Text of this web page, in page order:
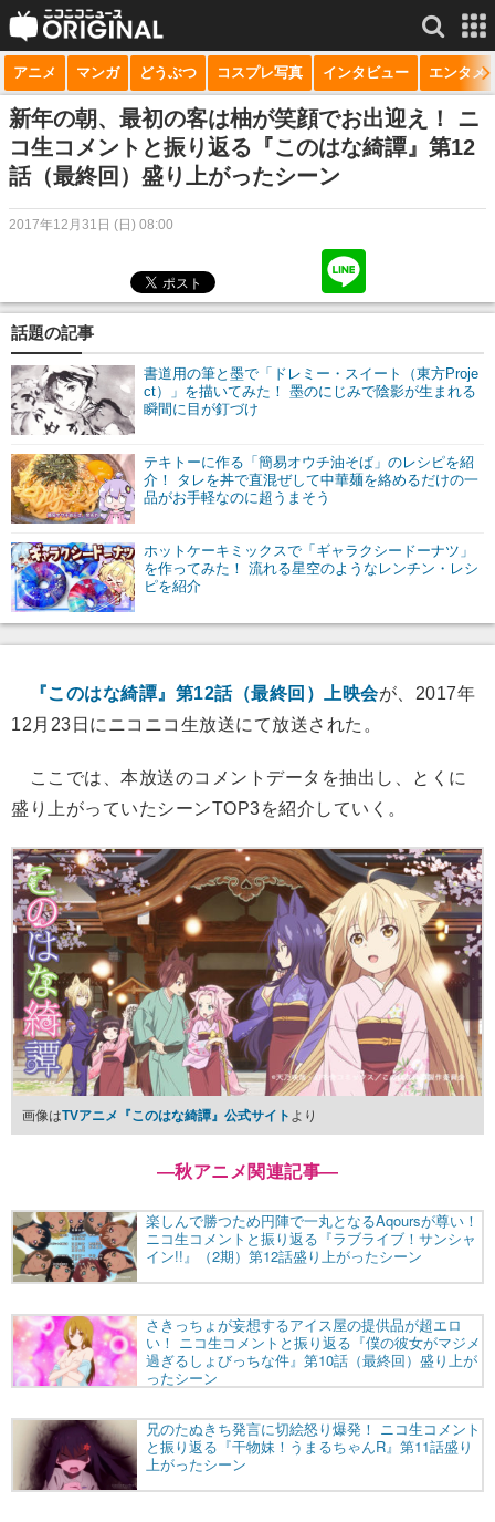
サービス一覧 もっと見る
niconico
動画
生放送
マンガ
ニコニコQ
アニメ マンガ どうぶつ コスプレ写真 インタビュー エンタメ
新年の朝、最初の客は柚が笑顔でお出迎え！ ニ
コ生コメントと振り返る『このはな綺譚』第12
話（最終回）盛り上がったシーン
2017年12月31日 (日) 08:00
話題の記事
書道用の筆と墨で「ドレミー・スイート（東方Proje
ct）」を描いてみた！ 墨のにじみで陰影が生まれる
瞬間に目が釘づけ
テキトーに作る「簡易オウチ油そば」のレシピを紹
介！ タレを丼で直混ぜして中華麺を絡めるだけの一
品がお手軽なのに超うまそう
ホットケーキミックスで「ギャラクシードーナツ」
を作ってみた！ 流れる星空のようなレンチン・レシ
ピを紹介
『このはな綺譚』第12話（最終回）上映会が、2017年
12月23日にニコニコ生放送にて放送された。
ここでは、本放送のコメントデータを抽出し、とくに
盛り上がっていたシーンTOP3を紹介していく。
画像はTVアニメ『このはな綺譚』公式サイト より
―秋アニメ関連記事―